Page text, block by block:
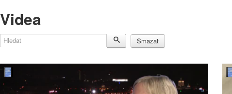
Videa
Hledat Smazat